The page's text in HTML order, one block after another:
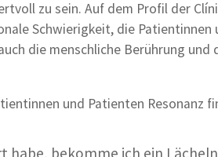
zu sein. Auf dem Profil der
Schwierigkeit, die Patientinnen
die menschliche Berührung und
und Patienten Resonanz
habe, bekomme ich ein